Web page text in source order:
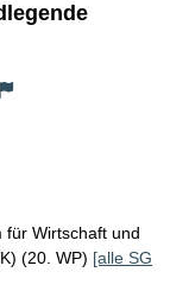
für Wirtschaft und
(20. WP) [alle SG